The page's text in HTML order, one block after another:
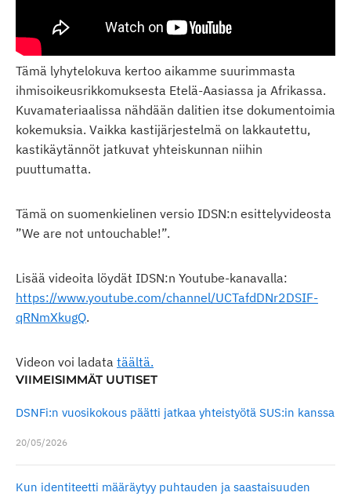
Tämä lyhytelokuva kertoo aikamme suurimmasta
ihmisoikeusrikkomuksesta Etelä-Aasiassa ja Afrikassa.
Kuvamateriaalissa nähdään dalitien itse dokumentoimia
kokemuksia. Vaikka kastijärjestelmä on lakkautettu,
kastikäytännöt jatkuvat yhteiskunnan niihin
puuttumatta.
Tämä on suomenkielinen versio IDSN:n esittelyvideosta
”We are not untouchable!”.
Lisää videoita löydät IDSN:n Youtube-kanavalla:
https://www.youtube.com/channel/UCTafdDNr2DSIF-
qRNmXkugQ.
Videon voi ladata täältä.
VIIMEISIMMÄT UUTISET
DSNFi:n vuosikokous päätti jatkaa yhteistyötä SUS:in kanssa
20/05/2026
Kun identiteetti määräytyy puhtauden ja saastaisuuden